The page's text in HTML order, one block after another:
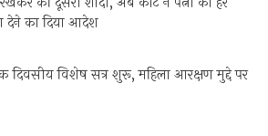
देने का दिया आदेश
दिवसीय विशेष सत्र शुरू, महिला आरक्षण मुद्दे पर